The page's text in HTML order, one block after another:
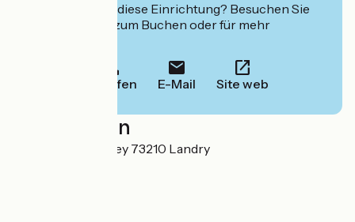
Interessiert Sie diese Einrichtung? Besuchen Sie
deren Website zum Buchen oder für mehr
Anrufen E-Mail Site web
Localisation
170 route du Perrey 73210 Landry